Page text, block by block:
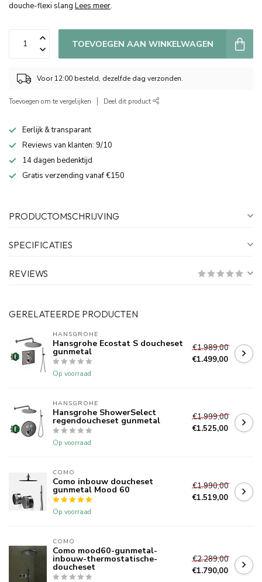
douche-flexi slang Lees meer.
TOEVOEGEN AAN WINKELWAGEN
Voor 12:00 besteld, dezelfde dag verzonden.
Toevoegen om te vergelijken Deel dit product
Eerlijk & transparant
Reviews van klanten: 9/10
14 dagen bedenktijd
Gratis verzending vanaf €150
PRODUCTOMSCHRIJVING
SPECIFICATIES
REVIEWS
GERELATEERDE PRODUCTEN
HANSGROHE
Hansgrohe Ecostat S doucheset
gunmetal
Op voorraad
€1.989,00
€1.499,00
HANSGROHE
Hansgrohe ShowerSelect
regendoucheset gunmetal
Op voorraad
€1.999,00
€1.525,00
COMO
Como inbouw doucheset
gunmetal Mood 60
Op voorraad
€1.990,00
€1.519,00
COMO
Como mood60-gunmetal-
inbouw-thermostatische-
doucheset
€2.289,00
€1.790,00